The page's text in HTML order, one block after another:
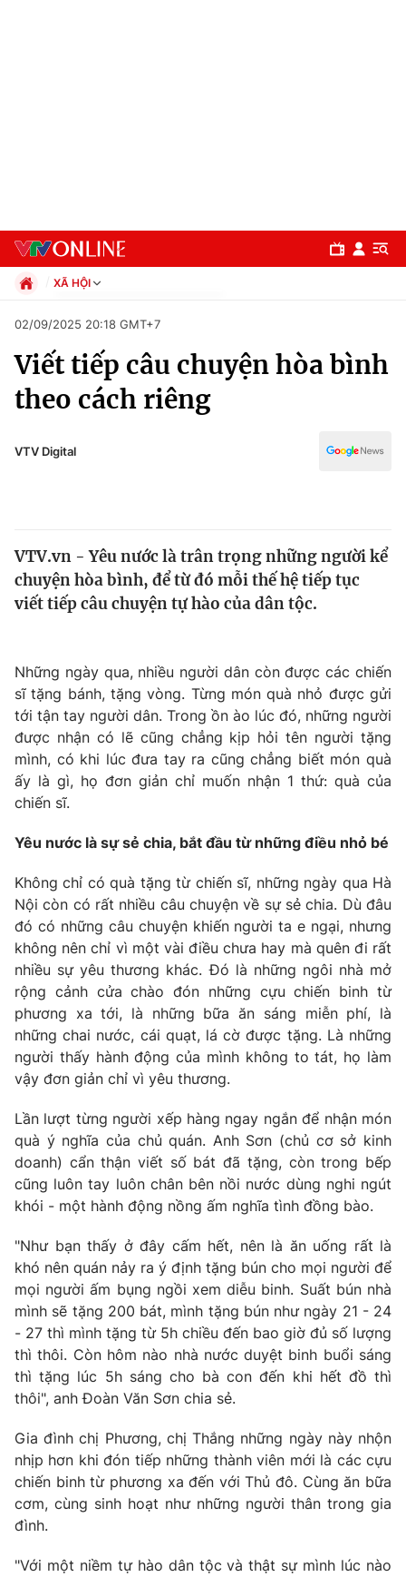
Chuyên mục
Chính trị
Xã hội
Y tế
Thế giới đó đây
Câu chuyện quốc tế
Kinh tế
Tài chính
Thị trường
Góc doanh nghiệp
Dữ liệu và đời sống
Truyền hình
Hậu trường
Nhân vật
Khán giả
Giải sao mai
Giải trí
Âm nhạc
Sao
Đời sống
Du lịch
Làm đẹp
Chất lượng cuộc sống
Giáo dục
Tuyển sinh
Học trực tuyến
Công nghệ
Hitech Công nghệ tương lai
Sản phẩm
Tư vấn
Giao lưu trực tuyến
Chuyên mục khác
Emagazine Podcast
Photo Infographic
Video Shorts video
VTV Money VTV Thể thao
VTV Sức khoẻ Bất động sản
Thị trường 24h Tấm lòng Việt
VTV4 Vươn mình bằng AI
VTV9 VTV8
XÃ HỘI
Xã hội
Pháp luật
Kinh tế
Thể thao
Văn hóa - Giải trí
Giáo dục
02/09/2025 20:18 GMT+7
Viết tiếp câu chuyện hòa bình
theo cách riêng
VTV Digital
VTV.vn - Yêu nước là trân trọng những người kể
chuyện hòa bình, để từ đó mỗi thế hệ tiếp tục
viết tiếp câu chuyện tự hào của dân tộc.
Những ngày qua, nhiều người dân còn được các chiến
sĩ tặng bánh, tặng vòng. Từng món quà nhỏ được gửi
tới tận tay người dân. Trong ồn ào lúc đó, những người
được nhận có lẽ cũng chẳng kịp hỏi tên người tặng
mình, có khi lúc đưa tay ra cũng chẳng biết món quà
ấy là gì, họ đơn giản chỉ muốn nhận 1 thứ: quà của
chiến sĩ.
Yêu nước là sự sẻ chia, bắt đầu từ những điều nhỏ bé
Không chỉ có quà tặng từ chiến sĩ, những ngày qua Hà
Nội còn có rất nhiều câu chuyện về sự sẻ chia. Dù đâu
đó có những câu chuyện khiến người ta e ngại, nhưng
không nên chỉ vì một vài điều chưa hay mà quên đi rất
nhiều sự yêu thương khác. Đó là những ngôi nhà mở
rộng cảnh cửa chào đón những cựu chiến binh từ
phương xa tới, là những bữa ăn sáng miễn phí, là
những chai nước, cái quạt, lá cờ được tặng. Là những
người thấy hành động của mình không to tát, họ làm
vậy đơn giản chỉ vì yêu thương.
Lần lượt từng người xếp hàng ngay ngắn để nhận món
quà ý nghĩa của chủ quán. Anh Sơn (chủ cơ sở kinh
doanh) cẩn thận viết số bát đã tặng, còn trong bếp
cũng luôn tay luôn chân bên nồi nước dùng nghi ngút
khói - một hành động nồng ấm nghĩa tình đồng bào.
"Như bạn thấy ở đây cấm hết, nên là ăn uống rất là
khó nên quán nảy ra ý định tặng bún cho mọi người để
mọi người ấm bụng ngồi xem diễu binh. Suất bún nhà
mình sẽ tặng 200 bát, mình tặng bún như ngày 21 - 24
- 27 thì mình tặng từ 5h chiều đến bao giờ đủ số lượng
thì thôi. Còn hôm nào nhà nước duyệt binh buổi sáng
thì tặng lúc 5h sáng cho bà con đến khi hết đồ thì
thôi", anh Đoàn Văn Sơn chia sẻ.
Gia đình chị Phương, chị Thắng những ngày này nhộn
nhịp hơn khi đón tiếp những thành viên mới là các cựu
chiến binh từ phương xa đến với Thủ đô. Cùng ăn bữa
cơm, cùng sinh hoạt như những người thân trong gia
đình.
"Với một niềm tự hào dân tộc và thật sự mình lúc nào